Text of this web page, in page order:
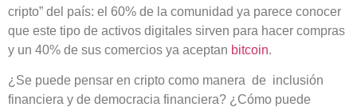
cripto” del país: el 60% de la comunidad ya parece conocer
que este tipo de activos digitales sirven para hacer compras
y un 40% de sus comercios ya aceptan bitcoin.
¿Se puede pensar en cripto como manera de inclusión
financiera y de democracia financiera? ¿Cómo puede